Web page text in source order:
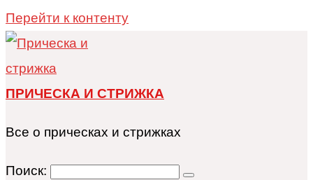
Перейти к контенту
ПРИЧЕСКА И СТРИЖКА
Все о прическах и стрижках
Поиск: